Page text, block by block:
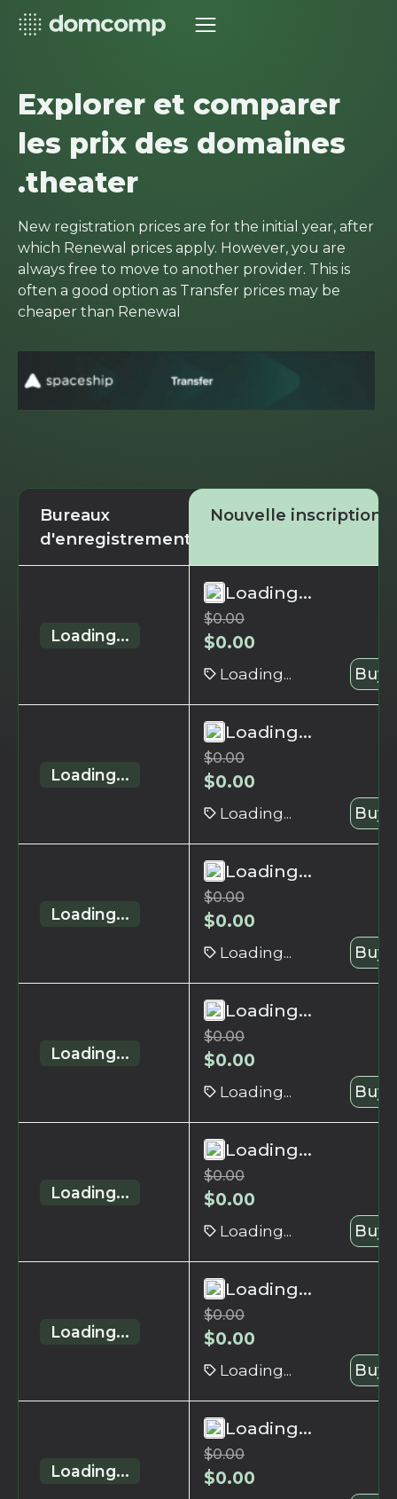
Explorer et comparer
les prix des domaines
.theater
New registration prices are for the initial year, after
which Renewal prices apply. However, you are
always free to move to another provider. This is
often a good option as Transfer prices may be
cheaper than Renewal
Bureaux
d'enregistrement
Nouvelle inscription
Loading...
Loading...
$0.00
$0.00
Loading... Buy
Loading...
Loading...
$0.00
$0.00
Loading... Buy
Loading...
Loading...
$0.00
$0.00
Loading... Buy
Loading...
Loading...
$0.00
$0.00
Loading... Buy
Loading...
Loading...
$0.00
$0.00
Loading... Buy
Loading...
Loading...
$0.00
$0.00
Loading... Buy
Loading...
Loading...
$0.00
$0.00